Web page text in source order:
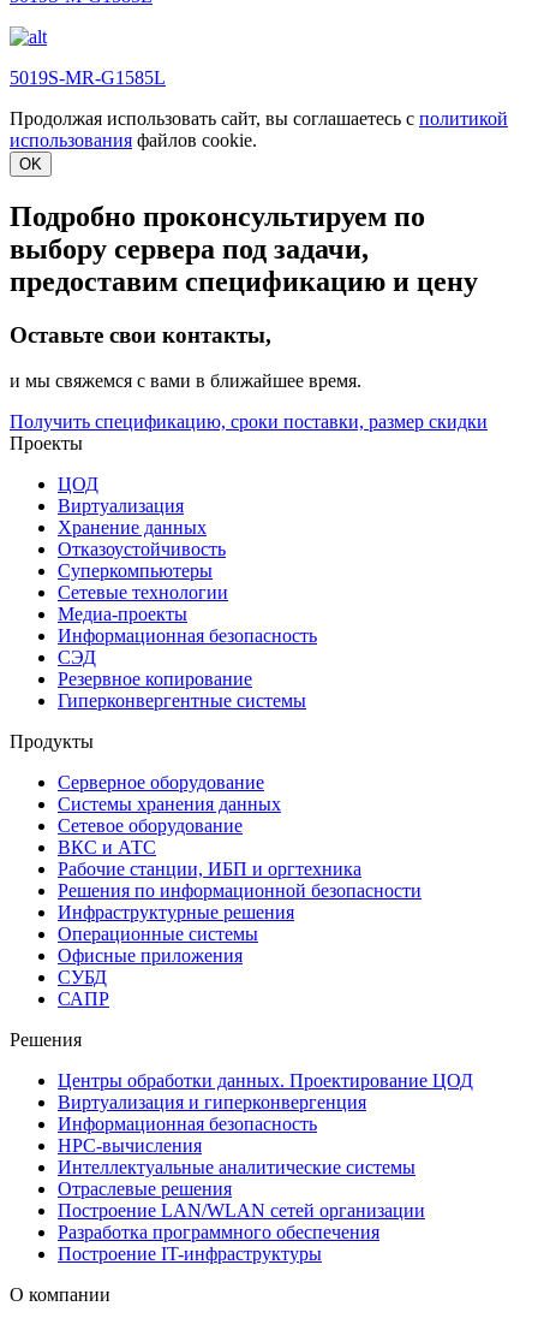
5019S-MR-G1585L
Продолжая использовать сайт, вы соглашаетесь с политикой
использования файлов cookie.
OK
Подробно проконсультируем по
выбору сервера под задачи,
предоставим спецификацию и цену
Оставьте свои контакты,
и мы свяжемся с вами в ближайшее время.
Получить спецификацию, сроки поставки, размер скидки
Проекты
ЦОД
Виртуализация
Хранение данных
Отказоустойчивость
Суперкомпьютеры
Сетевые технологии
Медиа-проекты
Информационная безопасность
СЭД
Резервное копирование
Гиперконвергентные системы
Продукты
Серверное оборудование
Системы хранения данных
Сетевое оборудование
ВКС и АТС
Рабочие станции, ИБП и оргтехника
Решения по информационной безопасности
Инфраструктурные решения
Операционные системы
Офисные приложения
СУБД
САПР
Решения
Центры обработки данных. Проектирование ЦОД
Виртуализация и гиперконвергенция
Информационная безопасность
HPC-вычисления
Интеллектуальные аналитические системы
Отраслевые решения
Построение LAN/WLAN сетей организации
Разработка программного обеспечения
Построение IT-инфраструктуры
О компании